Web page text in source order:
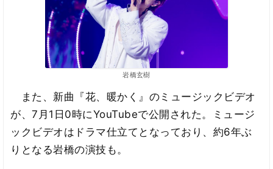
岩橋玄樹
また、新曲『花、暖かく』のミュージックビデオ
が、7月1日0時にYouTubeで公開された。ミュージ
ックビデオはドラマ仕立てとなっており、約6年ぶ
りとなる岩橋の演技も。